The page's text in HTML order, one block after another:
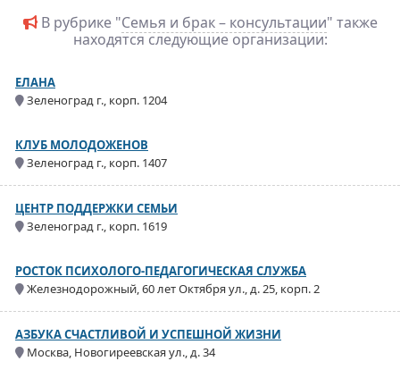
В рубрике "Семья и брак – консультации" также
находятся следующие организации:
ЕЛАНА
Зеленоград г., корп. 1204
КЛУБ МОЛОДОЖЕНОВ
Зеленоград г., корп. 1407
ЦЕНТР ПОДДЕРЖКИ СЕМЬИ
Зеленоград г., корп. 1619
РОСТОК ПСИХОЛОГО-ПЕДАГОГИЧЕСКАЯ СЛУЖБА
Железнодорожный, 60 лет Октября ул., д. 25, корп. 2
АЗБУКА СЧАСТЛИВОЙ И УСПЕШНОЙ ЖИЗНИ
Москва, Новогиреевская ул., д. 34